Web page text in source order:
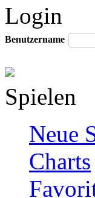
Login
Benutzername
Spielen
Neue
Charts